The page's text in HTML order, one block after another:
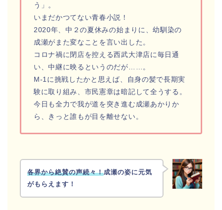
う」。
いまだかつてない青春小説！
2020年、中２の夏休みの始まりに、幼馴染の
成瀬がまた変なことを言い出した。
コロナ禍に閉店を控える西武大津店に毎日通
い、中継に映るというのだが……。
M-1に挑戦したかと思えば、自身の髪で長期実
験に取り組み、市民憲章は暗記して全うする。
今日も全力で我が道を突き進む成瀬あかりか
ら、きっと誰もが目を離せない。
各界から絶賛の声続々！成瀬の姿に元気
がもらえます！